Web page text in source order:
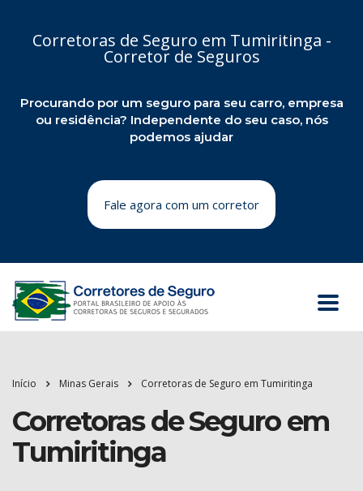
Corretoras de Seguro em Tumiritinga -
Corretor de Seguros
Procurando por um seguro para seu carro, empresa
ou residência? Independente do seu caso, nós
podemos ajudar
Fale agora com um corretor
Início Minas Gerais Corretoras de Seguro em Tumiritinga
Corretoras de Seguro em
Tumiritinga